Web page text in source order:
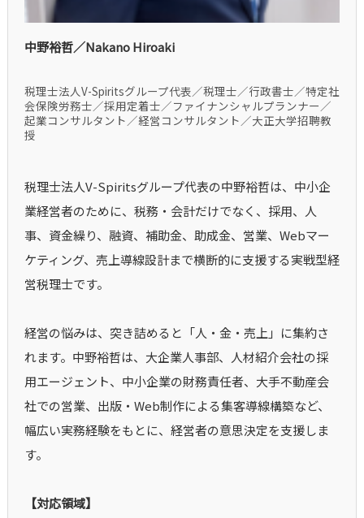
中野裕哲／Nakano Hiroaki
税理士法人V-Spiritsグループ代表／税理士／行政書士／特定社
会保険労務士／採用定着士／ファイナンシャルプランナー／
起業コンサルタント／経営コンサルタント／大正大学招聘教
授
税理士法人V-Spiritsグループ代表の中野裕哲は、中小企
業経営者のために、税務・会計だけでなく、採用、人
事、資金繰り、融資、補助金、助成金、営業、Webマー
ケティング、売上導線設計まで横断的に支援する実戦型経
営税理士です。
経営の悩みは、突き詰めると「人・金・売上」に集約さ
れます。中野裕哲は、大企業人事部、人材紹介会社の採
用エージェント、中小企業の財務責任者、大手不動産会
社での営業、出版・Web制作による集客導線構築など、
幅広い実務経験をもとに、経営者の意思決定を支援しま
す。
【対応領域】